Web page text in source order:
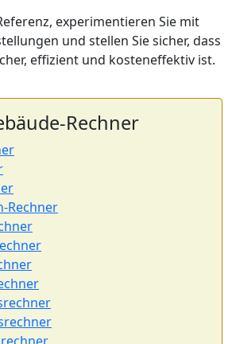
experimentieren Sie mit
und stellen Sie sicher, dass
effizient und kosteneffektiv ist.
Rechner
Rechner